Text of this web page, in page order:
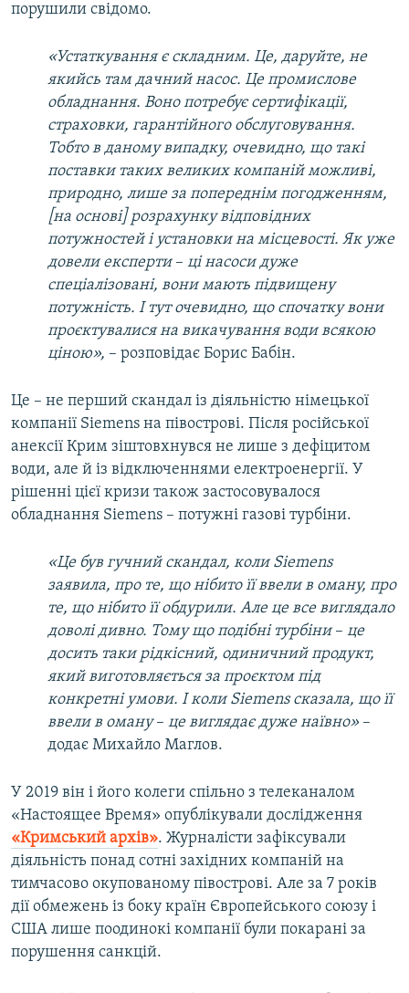
порушили свідомо.
«Устаткування є складним. Це, даруйте, не
якийсь там дачний насос. Це промислове
обладнання. Воно потребує сертифікації,
страховки, гарантійного обслуговування.
Тобто в даному випадку, очевидно, що такі
поставки таких великих компаній можливі,
природно, лише за попереднім погодженням,
[на основі] розрахунку відповідних
потужностей і установки на місцевості. Як уже
довели експерти– ці насоси дуже
спеціалізовані, вони мають підвищену
потужність. І тут очевидно, що спочатку вони
проєктувалися на викачування води всякою
ціною», – розповідає Борис Бабін.
Це – не перший скандал із діяльністю німецької
компанії Siemens на півострові. Після російської
анексії Крим зіштовхнувся не лише з дефіцитом
води, але й із відключеннями електроенергії. У
рішенні цієї кризи також застосовувалося
обладнання Siemens – потужні газові турбіни.
«Це був гучний скандал, колиSiemens
заявила, про те, що нібито її ввели в оману, про
те, що нібито її обдурили. Але це все виглядало
доволідивно. Тому що подібні турбіни– це
досить таки рідкісний, одиничний продукт,
який виготовляється за проєктом під
конкретні умови. І колиSiemensсказала, що її
ввели в оману– це виглядає дуже наївно» –
додає Михайло Маглов.
У 2019 він і його колеги спільно з телеканалом
«Настоящее Время» опублікували дослідження
«Кримський архів». Журналісти зафіксували
діяльність понад сотні західних компаній на
тимчасово окупованому півострові. Але за 7 років
дії обмежень із боку країн Європейського союзу і
США лише поодинокі компанії були покарані за
порушення санкцій.